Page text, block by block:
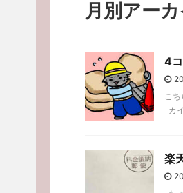
月別アー
4
こ
カ
楽